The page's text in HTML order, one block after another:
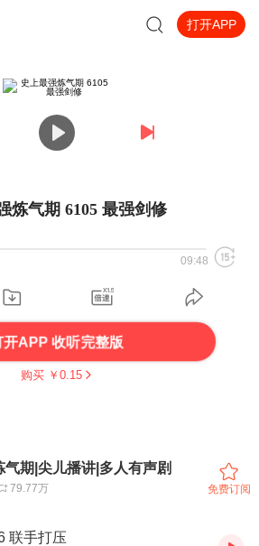
打开APP
炼气期 6105 最强剑修
09:48
开APP 收听完整版
购买 ￥ 0.15
气期|尖儿播讲|多人有声剧
79.77万 免费订阅
联手打压